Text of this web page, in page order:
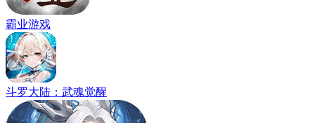
霸业游戏
斗罗大陆：武魂觉醒